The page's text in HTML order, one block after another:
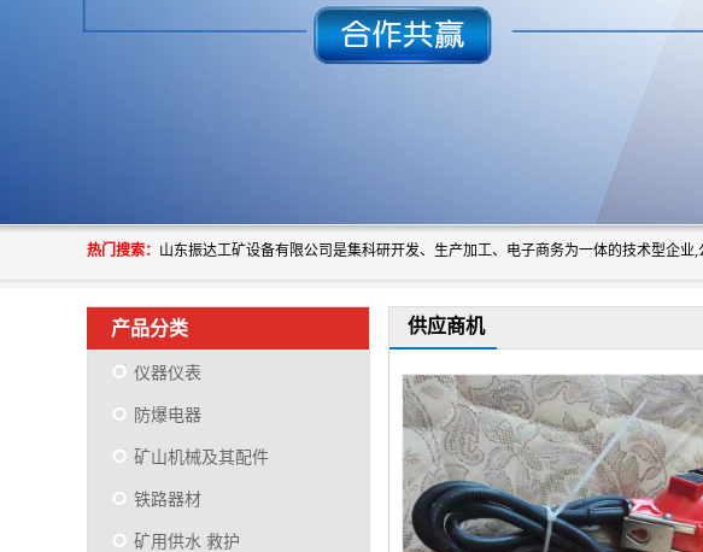
热门搜索：
产品分类
仪器仪表
防爆电器
矿山机械及其配件
铁路器材
矿用供水 救护
供应商机